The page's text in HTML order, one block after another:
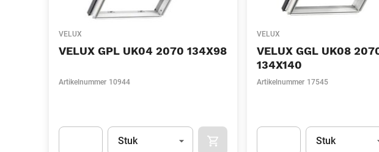
VELUX
VELUX GPL UK04 2070 134X98
Artikelnummer 10944
Eenheid
Stuk
VELUX
VELUX GGL UK08
134X140
Artikelnummer 17545
Eenheid
Stuk